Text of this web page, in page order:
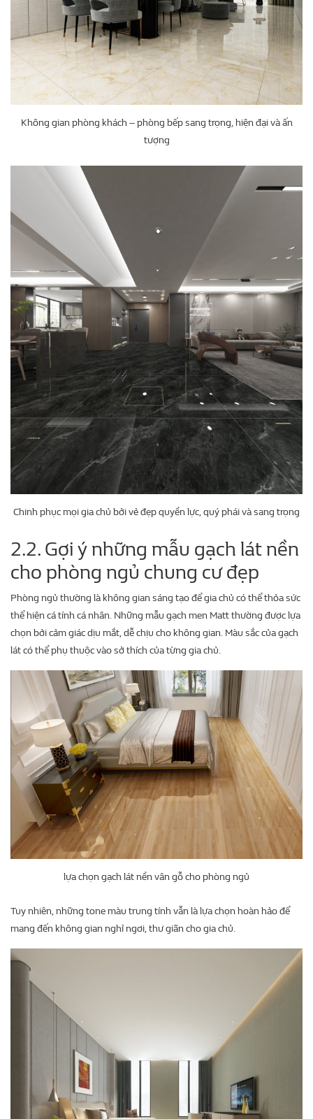
Không gian phòng khách – phòng bếp sang trọng, hiện đại và ấn
tượng
Chinh phục mọi gia chủ bởi vẻ đẹp quyền lực, quý phái và sang trọng
2.2. Gợi ý những mẫu gạch lát nền
cho phòng ngủ chung cư đẹp
Phòng ngủ thường là không gian sáng tạo để gia chủ có thể thỏa sức
thể hiện cá tính cá nhân. Những mẫu gạch men Matt thường được lựa
chọn bởi cảm giác dịu mắt, dễ chịu cho không gian. Màu sắc của gạch
lát có thể phụ thuộc vào sở thích của từng gia chủ.
lựa chọn gạch lát nền vân gỗ cho phòng ngủ
Tuy nhiên, những tone màu trung tính vẫn là lựa chọn hoàn hảo để
mang đến không gian nghỉ ngơi, thư giãn cho gia chủ.